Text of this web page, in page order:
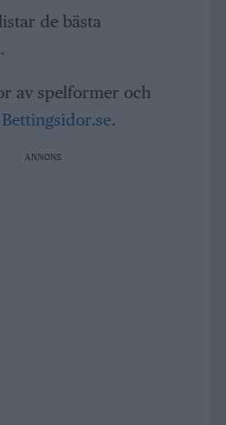
de bästa
av spelformer och
Bettingsidor.se.
ANNONS